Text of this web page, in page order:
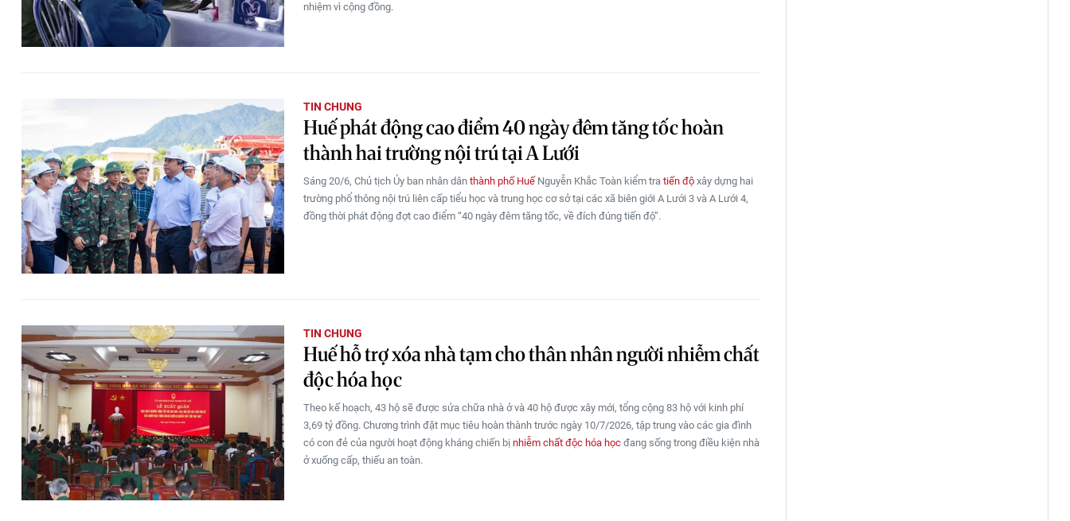
nhiệm vì cộng đồng.
TIN CHUNG
Huế phát động cao điểm 40 ngày đêm tăng tốc hoàn
thành hai trường nội trú tại A Lưới
Sáng 20/6, Chủ tịch Ủy ban nhân dân thành phố Huế Nguyễn Khắc Toàn kiểm tra tiến độ xây dựng hai
trường phổ thông nội trú liên cấp tiểu học và trung học cơ sở tại các xã biên giới A Lưới 3 và A Lưới 4,
đồng thời phát động đợt cao điểm “40 ngày đêm tăng tốc, về đích đúng tiến độ”.
TIN CHUNG
Huế hỗ trợ xóa nhà tạm cho thân nhân người nhiễm chất
độc hóa học
Theo kế hoạch, 43 hộ sẽ được sửa chữa nhà ở và 40 hộ được xây mới, tổng cộng 83 hộ với kinh phí
3,69 tỷ đồng. Chương trình đặt mục tiêu hoàn thành trước ngày 10/7/2026, tập trung vào các gia đình
có con đẻ của người hoạt động kháng chiến bị nhiễm chất độc hóa học đang sống trong điều kiện nhà
ở xuống cấp, thiếu an toàn.